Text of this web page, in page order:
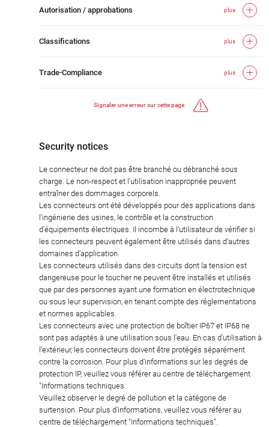
Autorisation / approbations plus
Classifications plus
Trade-Compliance plus
Signaler une erreur sur cette page
Security notices
Le connecteur ne doit pas être branché ou débranché sous
charge. Le non-respect et l'utilisation inappropriée peuvent
entraîner des dommages corporels.
Les connecteurs ont été développés pour des applications dans
l'ingénierie des usines, le contrôle et la construction
d'équipements électriques. Il incombe à l'utilisateur de vérifier si
les connecteurs peuvent également être utilisés dans d'autres
domaines d'application.
Les connecteurs utilisés dans des circuits dont la tension est
dangereuse pour le toucher ne peuvent être installés et utilisés
que par des personnes ayant une formation en électrotechnique
ou sous leur supervision, en tenant compte des réglementations
et normes applicables.
Les connecteurs avec une protection de boîtier IP67 et IP68 ne
sont pas adaptés à une utilisation sous l'eau. En cas d'utilisation à
l'extérieur, les connecteurs doivent être protégés séparément
contre la corrosion. Pour plus d'informations sur les degrés de
protection IP, veuillez vous référer au centre de téléchargement
"Informations techniques.
Veuillez observer le degré de pollution et la catégorie de
surtension. Pour plus d'informations, veuillez vous référer au
centre de téléchargement "Informations techniques".